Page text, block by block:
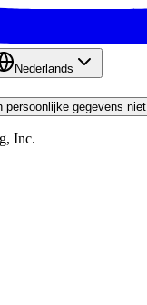
Nederlands
persoonlijke gegevens niet
Inc.